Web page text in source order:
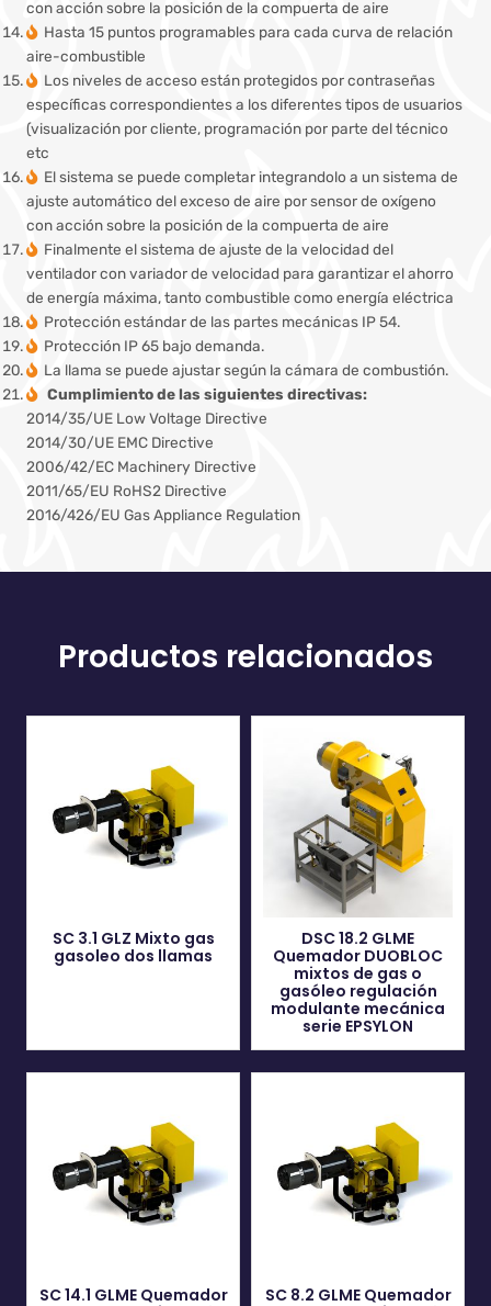
con acción sobre la posición de la compuerta de aire
Hasta 15 puntos programables para cada curva de relación
aire-combustible
Los niveles de acceso están protegidos por contraseñas
específicas correspondientes a los diferentes tipos de usuarios
(visualización por cliente, programación por parte del técnico
etc
El sistema se puede completar integrandolo a un sistema de
ajuste automático del exceso de aire por sensor de oxígeno
con acción sobre la posición de la compuerta de aire
Finalmente el sistema de ajuste de la velocidad del
ventilador con variador de velocidad para garantizar el ahorro
de energía máxima, tanto combustible como energía eléctrica
Protección estándar de las partes mecánicas IP 54.
Protección IP 65 bajo demanda.
La llama se puede ajustar según la cámara de combustión.
Cumplimiento de las siguientes directivas:
2014/35/UE Low Voltage Directive
2014/30/UE EMC Directive
2006/42/EC Machinery Directive
2011/65/EU RoHS2 Directive
2016/426/EU Gas Appliance Regulation
Productos relacionados
SC 3.1 GLZ Mixto gas
gasoleo dos llamas
DSC 18.2 GLME
Quemador DUOBLOC
mixtos de gas o
gasóleo regulación
modulante mecánica
serie EPSYLON
SC 14.1 GLME Quemador
SC 8.2 GLME Quemador